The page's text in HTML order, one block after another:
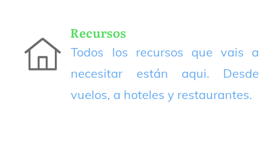
Recursos
Todos los recursos que vais a
necesitar están aqui. Desde
vuelos, a hoteles y restaurantes.